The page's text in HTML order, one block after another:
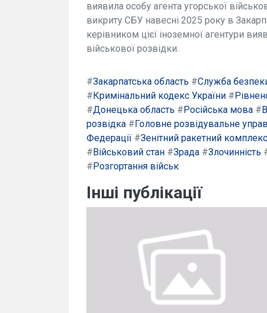
виявила особу агента угорської
викриту СБУ навесні 2025 року в
керівником цієї іноземної агентури
військової розвідки.
#Закарпатська область #Служба
#Кримінальний кодекс України #
#Донецька область #Російська мова #
розвідка #Головне розвідувальне
Федерації #Зенітний ракетний комплекс
#Військовий стан #Зрада #Злочинність
#Розгортання військ
Інші публікації